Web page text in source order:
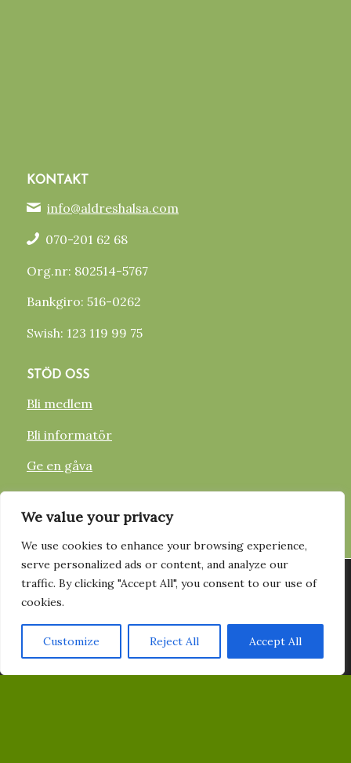
We value your privacy
We use cookies to enhance your browsing experience,
serve personalized ads or content, and analyze our
traffic. By clicking "Accept All", you consent to our use of
cookies.
Customize Reject All Accept All
KONTAKT
info@aldreshalsa.com
070-201 62 68
Org.nr: 802514-5767
Bankgiro: 516-0262
Swish: 123 119 99 75
STÖD OSS
Bli medlem
Bli informatör
Ge en gåva
FÖLJ OSS
FACEBOOK
INSTAGRAM
PRENUMERERA PÅ VÅRT NYHETSBREV
Email
Vi använder cookies för att ge dig den bästa upplevelsen på vår
hemsida. Du kan läsa mer om vilka cookies vi använder eller
stänga av dem
Acceptera